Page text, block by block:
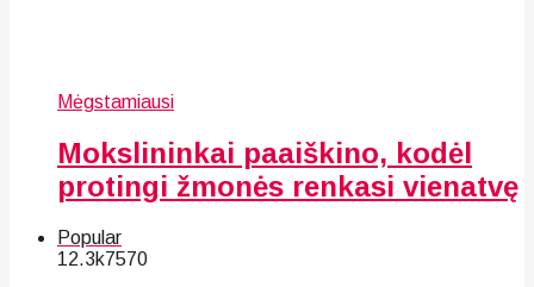
Mėgstamiausi
Mokslininkai paaiškino, kodėl
protingi žmonės renkasi vienatvę
Popular
12.3k7570